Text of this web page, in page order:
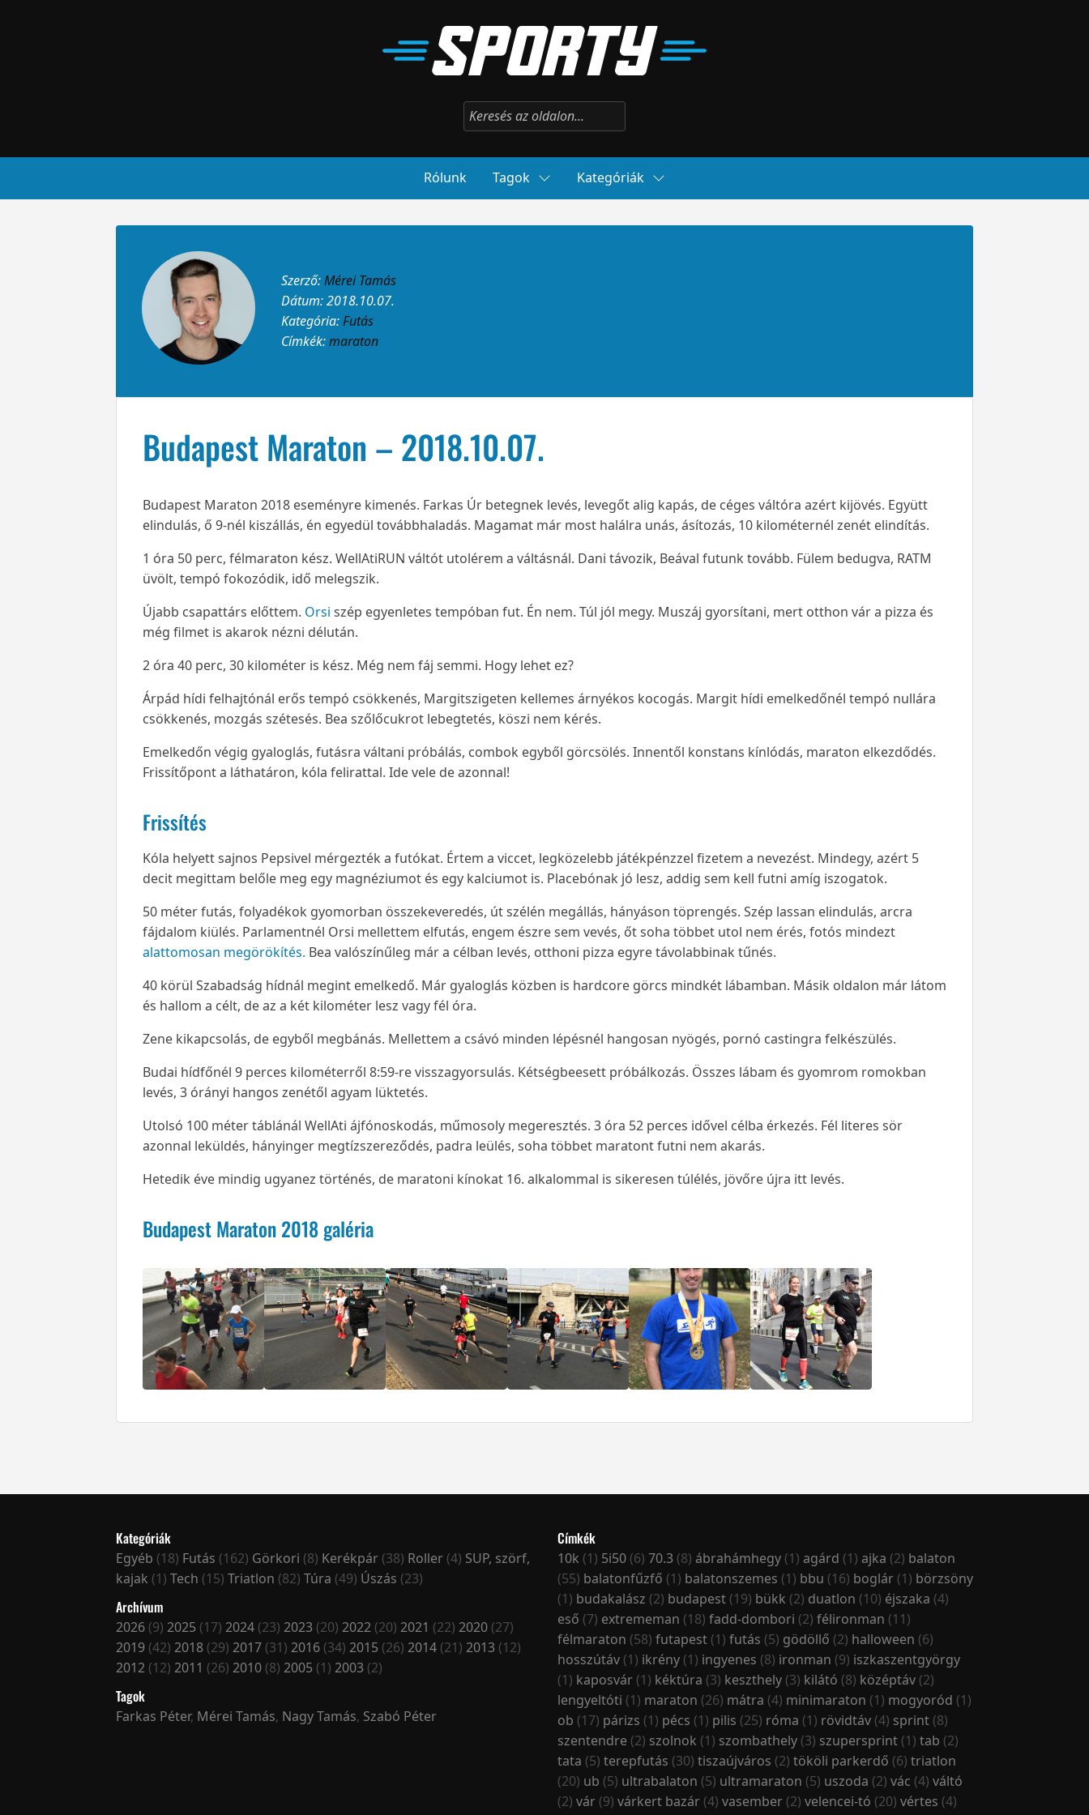
Rólunk Tagok Kategóriák
Szerző:Mérei Tamás
Dátum: 2018.10.07.
Kategória:Futás
Címkék:maraton
Budapest Maraton – 2018.10.07.
Budapest Maraton 2018 eseményre kimenés. Farkas Úr betegnek levés, levegőt alig kapás, de céges váltóra azért kijövés. Együtt
elindulás, ő 9-nél kiszállás, én egyedül továbbhaladás. Magamat már most halálra unás, ásítozás, 10 kilométernél zenét elindítás.
1 óra 50 perc, félmaraton kész. WellAtiRUN váltót utolérem a váltásnál. Dani távozik, Beával futunk tovább. Fülem bedugva, RATM
üvölt, tempó fokozódik, idő melegszik.
Újabb csapattárs előttem. Orsi szép egyenletes tempóban fut. Én nem. Túl jól megy. Muszáj gyorsítani, mert otthon vár a pizza és
még filmet is akarok nézni délután.
2 óra 40 perc, 30 kilométer is kész. Még nem fáj semmi. Hogy lehet ez?
Árpád hídi felhajtónál erős tempó csökkenés, Margitszigeten kellemes árnyékos kocogás. Margit hídi emelkedőnél tempó nullára
csökkenés, mozgás szétesés. Bea szőlőcukrot lebegtetés, köszi nem kérés.
Emelkedőn végig gyaloglás, futásra váltani próbálás, combok egyből görcsölés. Innentől konstans kínlódás, maraton elkezdődés.
Frissítőpont a láthatáron, kóla felirattal. Ide vele de azonnal!
Frissítés
Kóla helyett sajnos Pepsivel mérgezték a futókat. Értem a viccet, legközelebb játékpénzzel fizetem a nevezést. Mindegy, azért 5
decit megittam belőle meg egy magnéziumot és egy kalciumot is. Placebónak jó lesz, addig sem kell futni amíg iszogatok.
50 méter futás, folyadékok gyomorban összekeveredés, út szélén megállás, hányáson töprengés. Szép lassan elindulás, arcra
fájdalom kiülés. Parlamentnél Orsi mellettem elfutás, engem észre sem vevés, őt soha többet utol nem érés, fotós mindezt
alattomosan megörökítés. Bea valószínűleg már a célban levés, otthoni pizza egyre távolabbinak tűnés.
40 körül Szabadság hídnál megint emelkedő. Már gyaloglás közben is hardcore görcs mindkét lábamban. Másik oldalon már látom
és hallom a célt, de az a két kilométer lesz vagy fél óra.
Zene kikapcsolás, de egyből megbánás. Mellettem a csávó minden lépésnél hangosan nyögés, pornó castingra felkészülés.
Budai hídfőnél 9 perces kilométerről 8:59-re visszagyorsulás. Kétségbeesett próbálkozás. Összes lábam és gyomrom romokban
levés, 3 órányi hangos zenétől agyam lüktetés.
Utolsó 100 méter táblánál WellAti ájfónoskodás, műmosoly megeresztés. 3 óra 52 perces idővel célba érkezés. Fél literes sör
azonnal leküldés, hányinger megtízszereződés, padra leülés, soha többet maratont futni nem akarás.
Hetedik éve mindig ugyanez történés, de maratoni kínokat 16. alkalommal is sikeresen túlélés, jövőre újra itt levés.
Budapest Maraton 2018 galéria
Kategóriák
Egyéb (18) Futás (162) Görkori (8) Kerékpár (38) Roller (4) SUP, szörf,
kajak (1) Tech (15) Triatlon (82) Túra (49) Úszás (23)
Archívum
2026 (9) 2025 (17) 2024 (23) 2023 (20) 2022 (20) 2021 (22) 2020 (27)
2019 (42) 2018 (29) 2017 (31) 2016 (34) 2015 (26) 2014 (21) 2013 (12)
2012 (12) 2011 (26) 2010 (8) 2005 (1) 2003 (2)
Tagok
Farkas Péter, Mérei Tamás, Nagy Tamás, Szabó Péter
Címkék
10k (1) 5i50 (6) 70.3 (8) ábrahámhegy (1) agárd (1) ajka (2) balaton
(55) balatonfűzfő (1) balatonszemes (1) bbu (16) boglár (1) börzsöny
(1) budakalász (2) budapest (19) bükk (2) duatlon (10) éjszaka (4)
eső (7) extrememan (18) fadd-dombori (2) félironman (11)
félmaraton (58) futapest (1) futás (5) gödöllő (2) halloween (6)
hosszútáv (1) ikrény (1) ingyenes (8) ironman (9) iszkaszentgyörgy
(1) kaposvár (1) kéktúra (3) keszthely (3) kilátó (8) középtáv (2)
lengyeltóti (1) maraton (26) mátra (4) minimaraton (1) mogyoród (1)
ob (17) párizs (1) pécs (1) pilis (25) róma (1) rövidtáv (4) sprint (8)
szentendre (2) szolnok (1) szombathely (3) szupersprint (1) tab (2)
tata (5) terepfutás (30) tiszaújváros (2) tököli parkerdő (6) triatlon
(20) ub (5) ultrabalaton (5) ultramaraton (5) uszoda (2) vác (4) váltó
(2) vár (9) várkert bazár (4) vasember (2) velencei-tó (20) vértes (4)